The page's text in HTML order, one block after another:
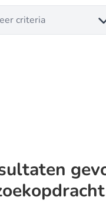
criteria